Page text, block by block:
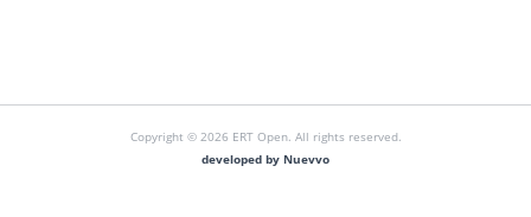
Copyright © 2026 ERT Open. All rights reserved.
developed by Nuevvo